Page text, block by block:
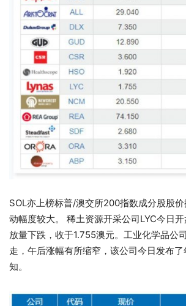
SOL亦上榜标普/澳交所200指数成分股股
动幅度较大。 稀土资源开采公司LYC今日
放量下跌，收于1.755澳元。工业化学品公
走，午后涨幅有所缩窄，该公司今日发布
知。